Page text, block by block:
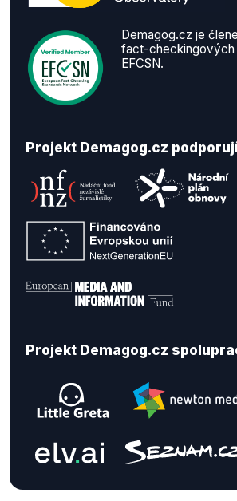
Demagog.cz je
fact-checkingových
EFCSN.
Projekt Demagog.cz
Projekt Demagog.cz